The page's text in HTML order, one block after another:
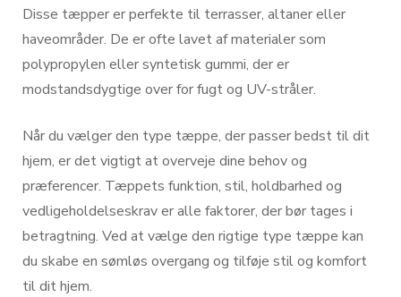
Disse tæpper er perfekte til terrasser, altaner eller
haveområder. De er ofte lavet af materialer som
polypropylen eller syntetisk gummi, der er
modstandsdygtige over for fugt og UV-stråler.
Når du vælger den type tæppe, der passer bedst til dit
hjem, er det vigtigt at overveje dine behov og
præferencer. Tæppets funktion, stil, holdbarhed og
vedligeholdelseskrav er alle faktorer, der bør tages i
betragtning. Ved at vælge den rigtige type tæppe kan
du skabe en sømløs overgang og tilføje stil og komfort
til dit hjem.